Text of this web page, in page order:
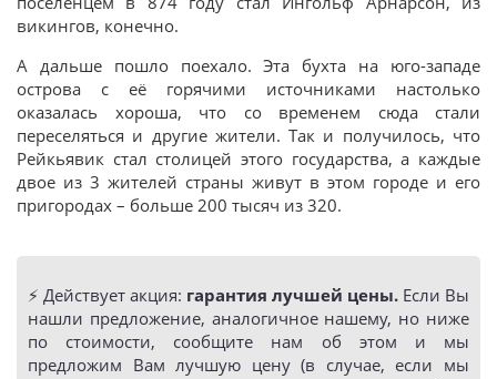
викингов, конечно.
А дальше пошло поехало. Эта бухта на юго-западе
острова с её горячими источниками настолько
оказалась хороша, что со временем сюда стали
переселяться и другие жители. Так и получилось, что
Рейкьявик стал столицей этого государства, а каждые
двое из 3 жителей страны живут в этом городе и его
пригородах – больше 200 тысяч из 320.
⚡️ Действует акция: гарантия лучшей цены. Если Вы
нашли предложение, аналогичное нашему, но ниже
по стоимости, сообщите нам об этом и мы
предложим Вам лучшую цену (в случае, если мы